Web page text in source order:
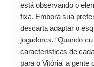
está observando o
fixa. Embora sua
descarta adaptar o
jogadores. “Quando
características de
para o Vitória, a gente